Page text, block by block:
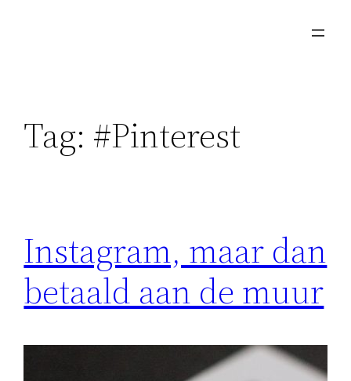
Tag: #Pinterest
Instagram, maar dan
betaald aan de muur